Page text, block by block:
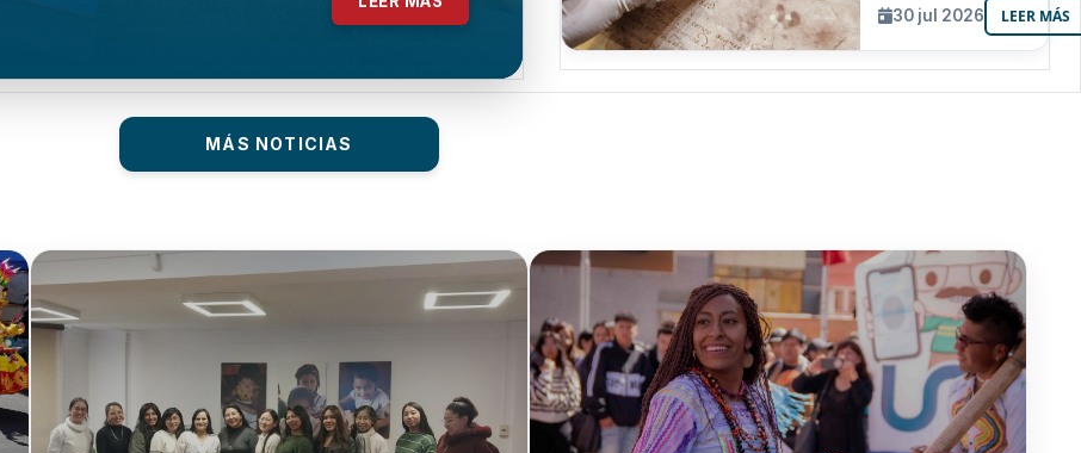
resguarda 6
joyas de la
30 jul 2026 LEER MÁS
MÁS NOTICIAS